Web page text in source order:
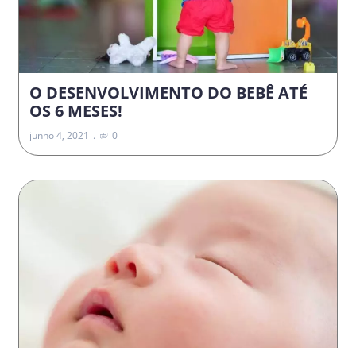
O DESENVOLVIMENTO DO BEBÊ ATÉ
OS 6 MESES!
junho 4, 2021 0